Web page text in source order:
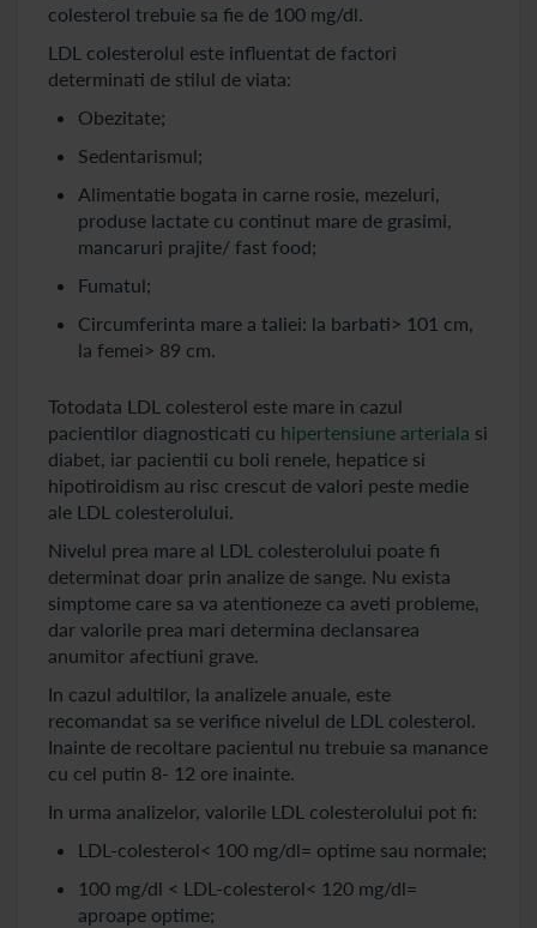
colesterol trebuie sa fie de 100 mg/dl.
LDL colesterolul este influentat de factori
determinati de stilul de viata:
Obezitate;
Sedentarismul;
Alimentatie bogata in carne rosie, mezeluri,
produse lactate cu continut mare de grasimi,
mancaruri prajite/ fast food;
Fumatul;
Circumferinta mare a taliei: la barbati> 101 cm,
la femei> 89 cm.
Totodata LDL colesterol este mare in cazul
pacientilor diagnosticati cu hipertensiune arteriala si
diabet, iar pacientii cu boli renele, hepatice si
hipotiroidism au risc crescut de valori peste medie
ale LDL colesterolului.
Nivelul prea mare al LDL colesterolului poate fi
determinat doar prin analize de sange. Nu exista
simptome care sa va atentioneze ca aveti probleme,
dar valorile prea mari determina declansarea
anumitor afectiuni grave.
In cazul adultilor, la analizele anuale, este
recomandat sa se verifice nivelul de LDL colesterol.
Inainte de recoltare pacientul nu trebuie sa manance
cu cel putin 8- 12 ore inainte.
In urma analizelor, valorile LDL colesterolului pot fi:
LDL-colesterol< 100 mg/dl= optime sau normale;
100 mg/dl < LDL-colesterol< 120 mg/dl=
aproape optime;